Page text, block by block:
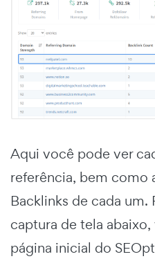
Aqui você pode ver
referência, bem como
Backlinks de cada um.
captura de tela
página inicial do